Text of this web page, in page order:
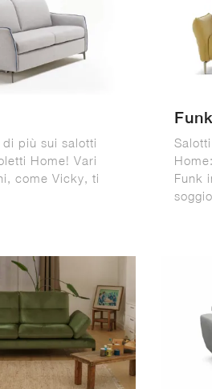
più sui salotti
Home! Vari
come Vicky, ti
Funk
Funk